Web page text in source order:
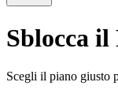
Sblocca il
Scegli il piano giusto